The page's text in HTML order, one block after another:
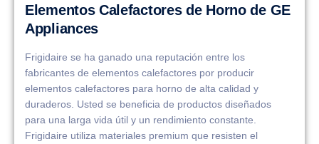
Elementos Calefactores de Horno de GE
Appliances
Frigidaire se ha ganado una reputación entre los
fabricantes de elementos calefactores por producir
elementos calefactores para horno de alta calidad y
duraderos. Usted se beneficia de productos diseñados
para una larga vida útil y un rendimiento constante.
Frigidaire utiliza materiales premium que resisten el